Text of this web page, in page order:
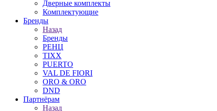
Дверные комплекты
Комплектующие
Бренды
Назад
Бренды
РЕНЦ
TIXX
PUERTO
VAL DE FIORI
ORO & ORO
DND
Партнёрам
Назад